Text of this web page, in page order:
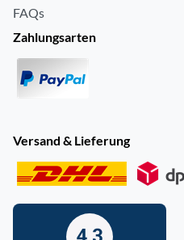
FAQs
Zahlungsarten
Versand & Lieferung